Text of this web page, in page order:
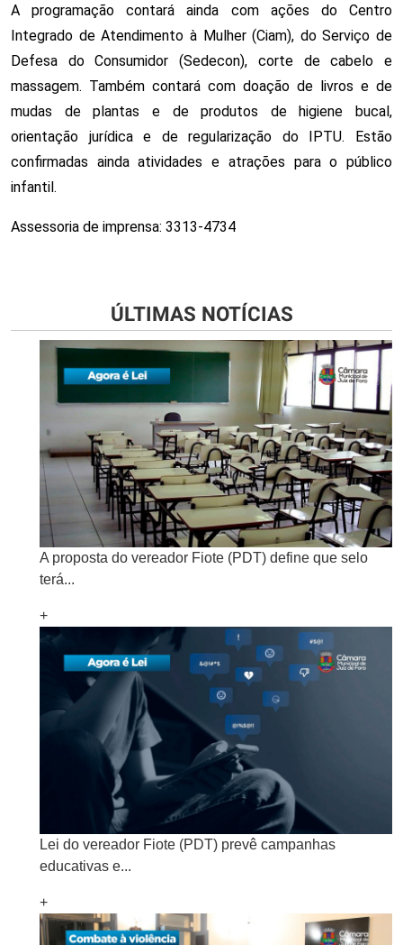
A programação contará ainda com ações do Centro
Integrado de Atendimento à Mulher (Ciam), do Serviço de
Defesa do Consumidor (Sedecon), corte de cabelo e
massagem. Também contará com doação de livros e de
mudas de plantas e de produtos de higiene bucal,
orientação jurídica e de regularização do IPTU. Estão
confirmadas ainda atividades e atrações para o público
infantil.
Assessoria de imprensa: 3313-4734
ÚLTIMAS NOTÍCIAS
A proposta do vereador Fiote (PDT) define que selo
terá...
+
Lei do vereador Fiote (PDT) prevê campanhas
educativas e...
+